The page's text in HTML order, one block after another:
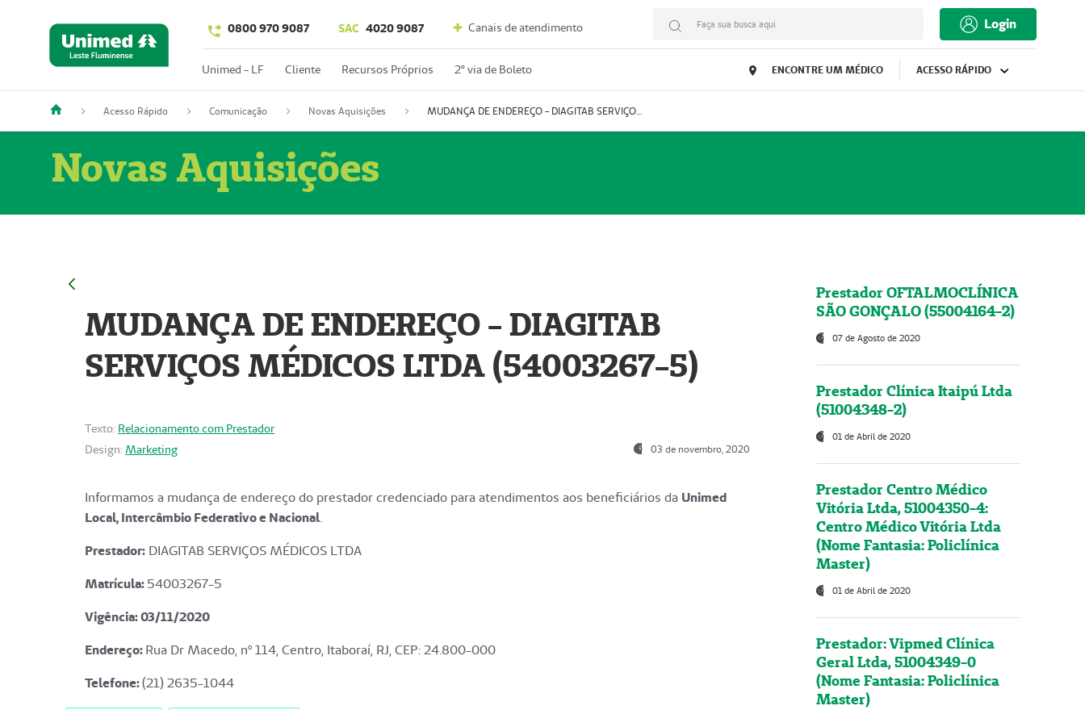
0800 970 9087 SAC 4020 9087 Canais de atendimento Faça sua busca aqui Login
Unimed - LF Cliente Recursos Próprios 2º via de Boleto ENCONTRE UM MÉDICO ACESSO RÁPIDO
Acesso Rápido Comunicação Novas Aquisições MUDANÇA DE ENDEREÇO - DIAGITAB SERVIÇOS MÉDICOS LTDA (54003267-5)
Novas Aquisições
MUDANÇA DE ENDEREÇO - DIAGITAB
SERVIÇOS MÉDICOS LTDA (54003267-5)
Texto: Relacionamento com Prestador
Design: Marketing 03 de novembro, 2020
Informamos a mudança de endereço do prestador credenciado para atendimentos aos beneficiários da Unimed
Local, Intercâmbio Federativo e Nacional.
Prestador: DIAGITAB SERVIÇOS MÉDICOS LTDA
Matrícula:54003267-5
Vigência: 03/11/2020
Endereço:Rua Dr Macedo, nº 114, Centro, Itaboraí, RJ, CEP: 24.800-000
Telefone:(21) 2635-1044
Prestador OFTALMOCLÍNICA
SÃO GONÇALO (55004164-2)
07 de Agosto de 2020
Prestador Clínica Itaipú Ltda
(51004348-2)
01 de Abril de 2020
Prestador Centro Médico
Vitória Ltda, 51004350-4:
Centro Médico Vitória Ltda
(Nome Fantasia: Policlínica
Master)
01 de Abril de 2020
Prestador: Vipmed Clínica
Geral Ltda, 51004349-0
(Nome Fantasia: Policlínica
Master)